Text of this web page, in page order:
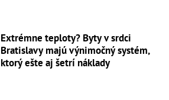
Extrémne teploty? Byty v srdci
Bratislavy majú výnimočný systém,
ktorý ešte aj šetrí náklady